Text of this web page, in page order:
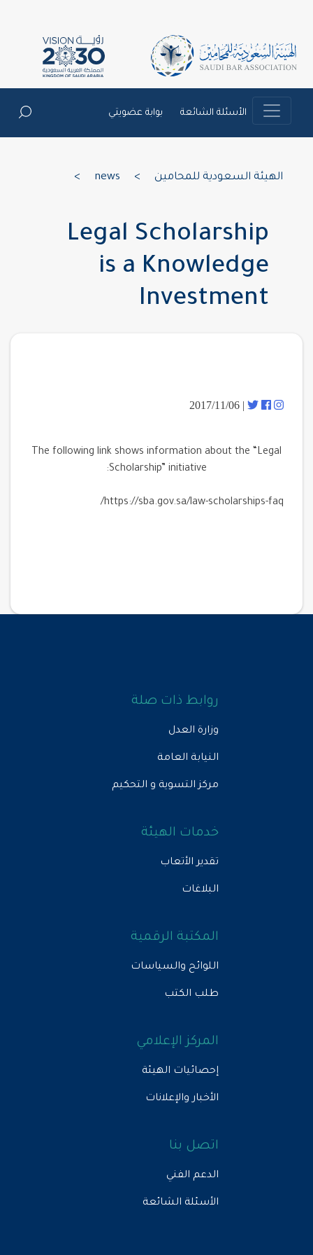
الأسئلة الشائعة بوابة عضويتي
الهيئة السعودية للمحامين
Legal Scholarship
is a Knowledge
Investment
| 2017/11/06
The following link shows information about the “Legal
Scholarship” initiative:
https://sba.gov.sa/law-scholarships-faq/
روابط ذات صلة
وزارة العدل
النيابة العامة
مركز التسوية و التحكيم
خدمات الهيئة
تقدير الأتعاب
البلاغات
المكتبة الرقمية
اللوائح والسياسات
طلب الكتب
المركز الإعلامي
إحصائيات الهيئة
الأخبار والإعلانات
اتصل بنا
الدعم الفني
الأسئلة الشائعة